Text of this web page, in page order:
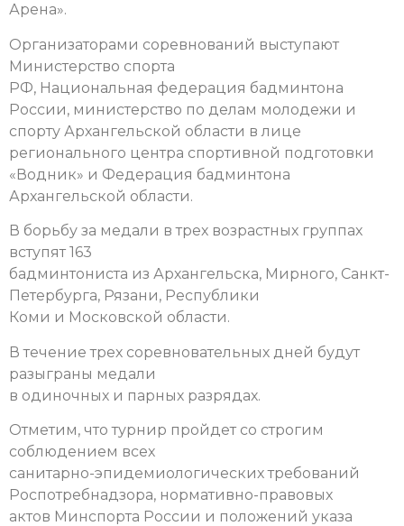
Арена».
Организаторами соревнований выступают
Министерство спорта
РФ, Национальная федерация бадминтона
России, министерство по делам молодежи и
спорту Архангельской области в лице
регионального центра спортивной подготовки
«Водник» и Федерация бадминтона
Архангельской области.
В борьбу за медали в трех возрастных группах
вступят 163
бадминтониста из Архангельска, Мирного, Санкт-
Петербурга, Рязани, Республики
Коми и Московской области.
В течение трех соревновательных дней будут
разыграны медали
в одиночных и парных разрядах.
Отметим, что турнир пройдет со строгим
соблюдением всех
санитарно-эпидемиологических требований
Роспотребнадзора, нормативно-правовых
актов Минспорта России и положений указа